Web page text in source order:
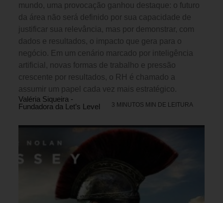
mundo, uma provocação ganhou destaque: o futuro
da área não será definido por sua capacidade de
justificar sua relevância, mas por demonstrar, com
dados e resultados, o impacto que gera para o
negócio. Em um cenário marcado por inteligência
artificial, novas formas de trabalho e pressão
crescente por resultados, o RH é chamado a
assumir um papel cada vez mais estratégico.
Valéria Siqueira -
Fundadora da Let’s Level
3 MINUTOS MIN DE LEITURA